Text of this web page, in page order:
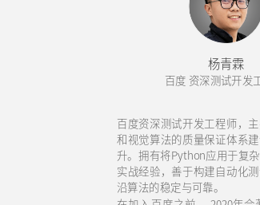
杨青霖
百度 资深测试开发
百度资深测试开发工程师，
和视觉算法的质量保证体系
升。拥有将Python应用于复
实战经验，善于构建自动化
沿算法的稳定与可靠。